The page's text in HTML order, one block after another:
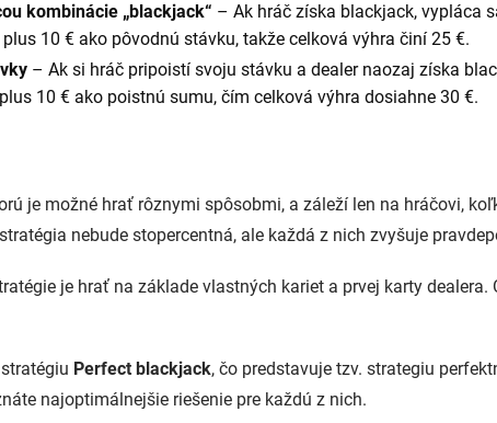
kombinácie „blackjack“ – Ak hráč získa blackjack, vypláca
10 € ako pôvodnú stávku, takže celková výhra činí 25 €.
– Ak si hráč pripoistí svoju stávku a dealer naozaj získa
10 € ako poistnú sumu, čím celková výhra dosiahne 30 €.
je možné hrať rôznymi spôsobmi, a záleží len na hráčovi,
nebude stopercentná, ale každá z nich zvyšuje
je hrať na základe vlastných kariet a prvej karty
Perfect blackjack, čo predstavuje tzv. strategiu
najoptimálnejšie riešenie pre každú z nich.